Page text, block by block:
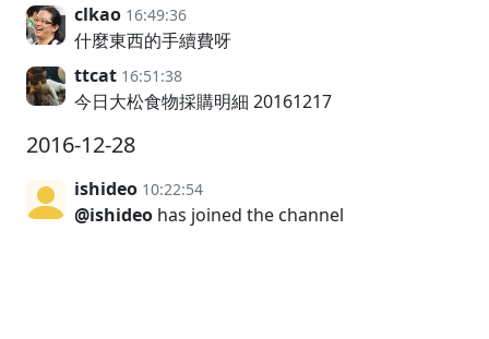
clkao 16:49:36
什麼東西的手續費呀
ttcat 16:51:38
今日大松食物採購明細 20161217
2016-12-28
ishideo 10:22:54
@ishideo has joined the channel